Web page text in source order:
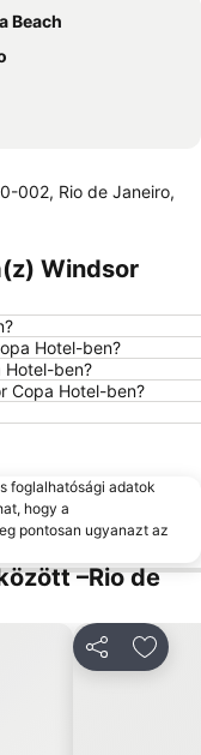
Beach
002, Rio de Janeiro,
Windsor
Hotel-ben?
Hotel-ben?
Copa Hotel-ben?
foglalhatósági adatok
hogy a
pontosan ugyanazt az
–Rio de
Megosztás